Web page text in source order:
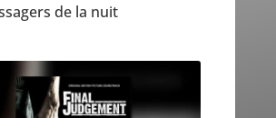
de la nuit